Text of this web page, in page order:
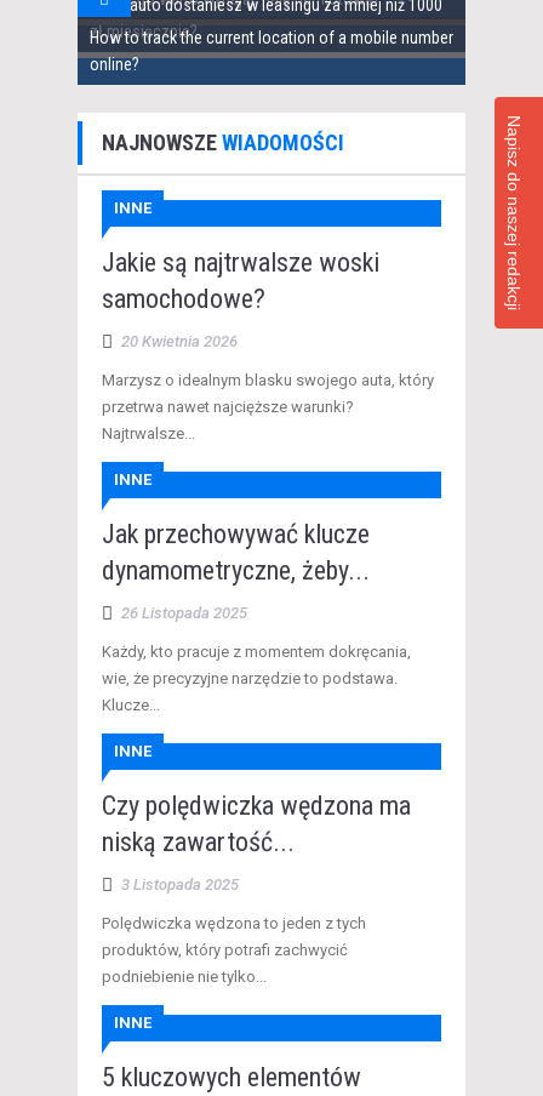
Jakie auto dostaniesz w leasingu za mniej niż 1000
zł miesięcznie?
How to track the current location of a mobile number
online?
NAJNOWSZEWIADOMOŚCI
INNE
Jakie są najtrwalsze woski
samochodowe?
20 Kwietnia 2026
Marzysz o idealnym blasku swojego auta, który
przetrwa nawet najcięższe warunki?
Najtrwalsze...
INNE
Jak przechowywać klucze
dynamometryczne, żeby...
26 Listopada 2025
Każdy, kto pracuje z momentem dokręcania,
wie, że precyzyjne narzędzie to podstawa.
Klucze...
INNE
Czy polędwiczka wędzona ma
niską zawartość...
3 Listopada 2025
Polędwiczka wędzona to jeden z tych
produktów, który potrafi zachwycić
podniebienie nie tylko...
INNE
5 kluczowych elementów
Napisz do naszej redakcji